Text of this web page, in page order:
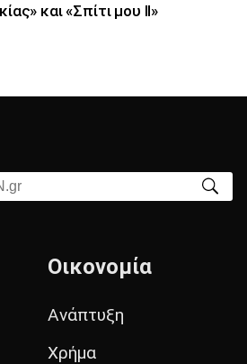
και «Σπίτι μου ΙΙ»
Οικονομία
Ανάπτυξη
Χρήμα